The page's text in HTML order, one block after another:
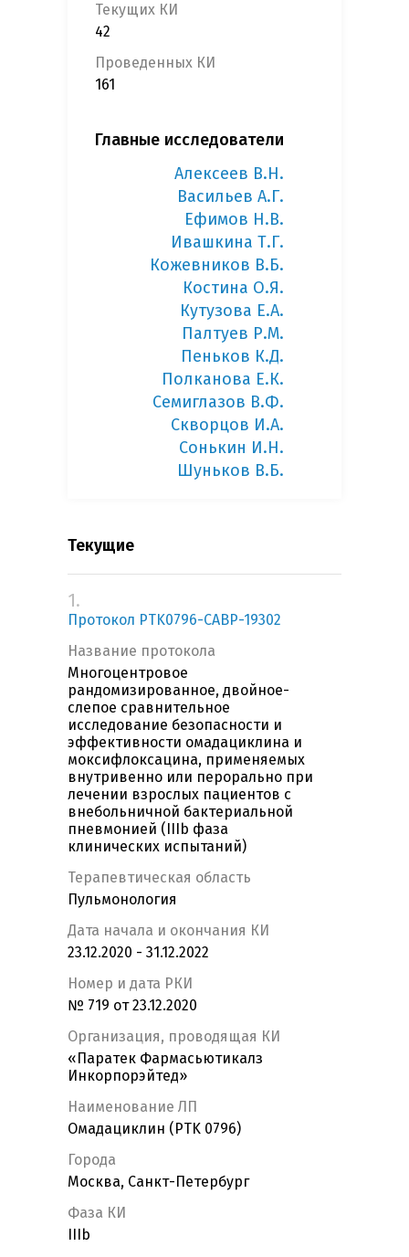
Текущих КИ
42
Проведенных КИ
161
Главные исследователи
Алексеев В.Н.
Васильев А.Г.
Ефимов Н.В.
Ивашкина Т.Г.
Кожевников В.Б.
Костина О.Я.
Кутузова Е.А.
Палтуев Р.М.
Пеньков К.Д.
Полканова Е.К.
Семиглазов В.Ф.
Скворцов И.А.
Сонькин И.Н.
Шуньков В.Б.
Текущие
1.
Протокол PTK0796-CABP-19302
Название протокола
Многоцентровое
рандомизированное, двойное-
слепое сравнительное
исследование безопасности и
эффективности омадациклина и
моксифлоксацина, применяемых
внутривенно или перорально при
лечении взрослых пациентов c
внебольничной бактериальной
пневмонией (IIIb фаза
клинических испытаний)
Терапевтическая область
Пульмонология
Дата начала и окончания КИ
23.12.2020 - 31.12.2022
Номер и дата РКИ
№ 719 от 23.12.2020
Организация, проводящая КИ
«Паратек Фармасьютикалз
Инкорпорэйтед»
Наименование ЛП
Омадациклин (PTK 0796)
Города
Москва, Санкт-Петербург
Фаза КИ
IIIb